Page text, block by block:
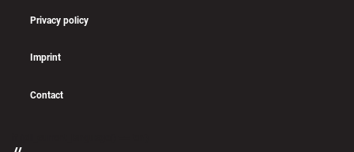
Privacy policy
Imprint
Contact